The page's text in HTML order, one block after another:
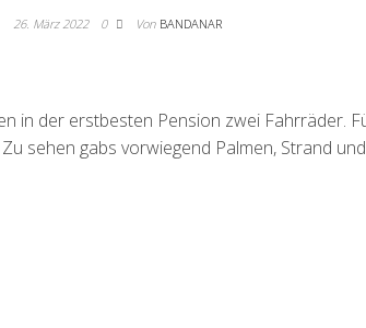
26. März 2022 0 Von BANDANAR
in der erstbesten Pension zwei Fahrräder.
sehen gabs vorwiegend Palmen, Strand